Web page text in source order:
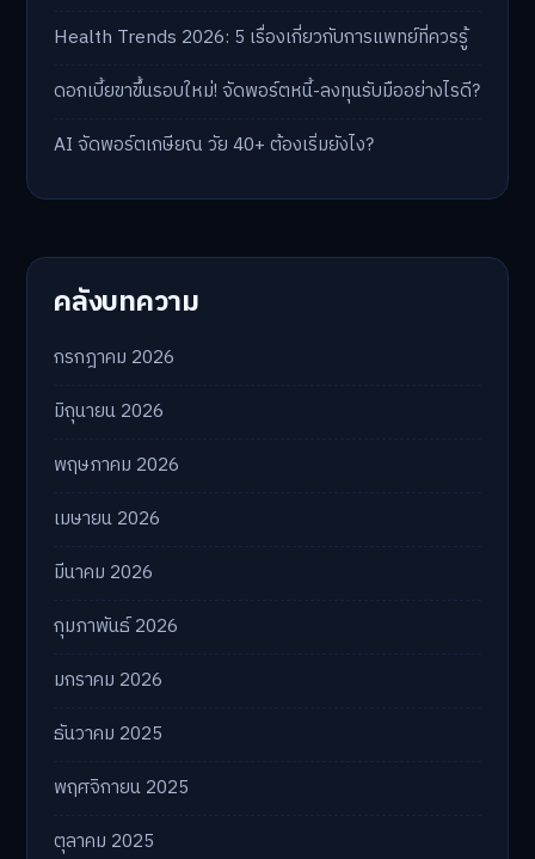
Health Trends 2026: 5 เรื่องเกี่ยวกับการแพทย์ที่ควรรู้
ดอกเบี้ยขาขึ้นรอบใหม่! จัดพอร์ตหนี้-ลงทุนรับมืออย่างไรดี?
AI จัดพอร์ตเกษียณ วัย 40+ ต้องเริ่มยังไง?
คลังบทความ
กรกฎาคม 2026
มิถุนายน 2026
พฤษภาคม 2026
เมษายน 2026
มีนาคม 2026
กุมภาพันธ์ 2026
มกราคม 2026
ธันวาคม 2025
พฤศจิกายน 2025
ตุลาคม 2025